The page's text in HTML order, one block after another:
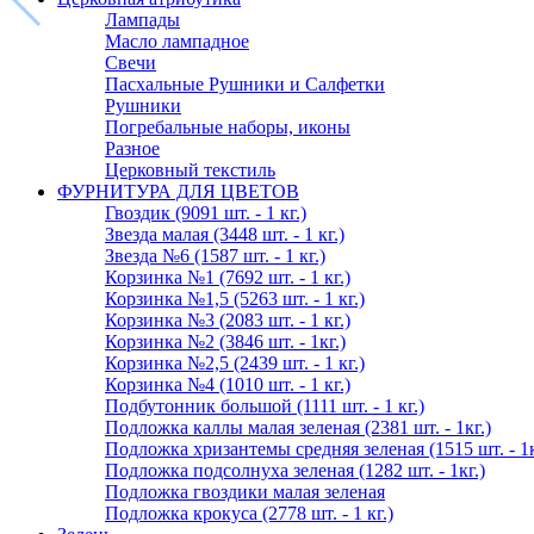
Лампады
Масло лампадное
Свечи
Пасхальные Рушники и Салфетки
Рушники
Погребальные наборы, иконы
Разное
Церковный текстиль
ФУРНИТУРА ДЛЯ ЦВЕТОВ
Гвоздик (9091 шт. - 1 кг.)
Звезда малая (3448 шт. - 1 кг.)
Звезда №6 (1587 шт. - 1 кг.)
Корзинка №1 (7692 шт. - 1 кг.)
Корзинка №1,5 (5263 шт. - 1 кг.)
Корзинка №3 (2083 шт. - 1 кг.)
Корзинка №2 (3846 шт. - 1кг.)
Корзинка №2,5 (2439 шт. - 1 кг.)
Корзинка №4 (1010 шт. - 1 кг.)
Подбутонник большой (1111 шт. - 1 кг.)
Подложка каллы малая зеленая (2381 шт. - 1кг.)
Подложка хризантемы средняя зеленая (1515 шт. -
Подложка подсолнуха зеленая (1282 шт. - 1кг.)
Подложка гвоздики малая зеленая
Подложка крокуса (2778 шт. - 1 кг.)